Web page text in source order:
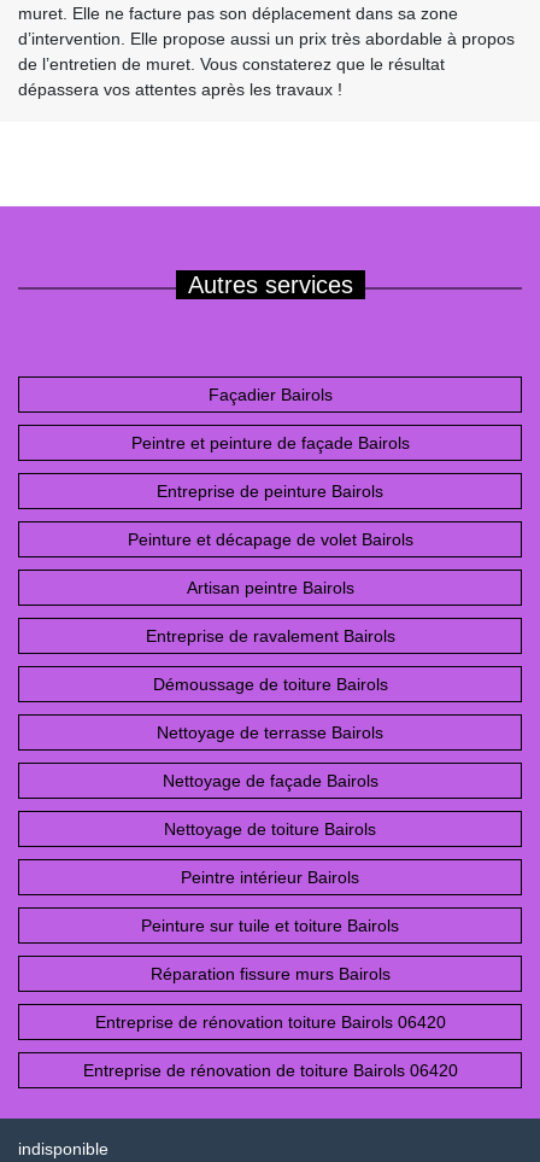
muret. Elle ne facture pas son déplacement dans sa zone
d’intervention. Elle propose aussi un prix très abordable à propos
de l’entretien de muret. Vous constaterez que le résultat
dépassera vos attentes après les travaux !
Autres services
Façadier Bairols
Peintre et peinture de façade Bairols
Entreprise de peinture Bairols
Peinture et décapage de volet Bairols
Artisan peintre Bairols
Entreprise de ravalement Bairols
Démoussage de toiture Bairols
Nettoyage de terrasse Bairols
Nettoyage de façade Bairols
Nettoyage de toiture Bairols
Peintre intérieur Bairols
Peinture sur tuile et toiture Bairols
Réparation fissure murs Bairols
Entreprise de rénovation toiture Bairols 06420
Entreprise de rénovation de toiture Bairols 06420
indisponible